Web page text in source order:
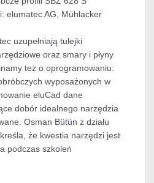
elumatec AG, Mühlacker
uzupełniają tulejki
oraz smary i płyny
też o oprogramowaniu:
wyposażonych w
eluCad dane
dobór idealnego narzędzia
Osman Bütün z działu
że kwestia narzędzi jest
podczas szkoleń